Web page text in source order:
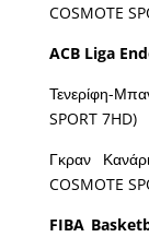
COSMOTE
ACB Liga
Τενερίφη-
SPORT 7HD)
Γκραν
COSMOTE
FIBA